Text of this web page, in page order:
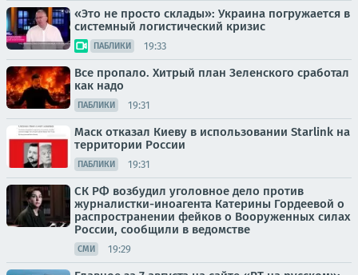
«Это не просто склады»: Украина погружается в
системный логистический кризис
ПАБЛИКИ 19:33
Все пропало. Хитрый план Зеленского сработал
как надо
ПАБЛИКИ 19:31
Маск отказал Киеву в использовании Starlink на
территории России
ПАБЛИКИ 19:31
СК РФ возбудил уголовное дело против
журналистки-иноагента Катерины Гордеевой о
распространении фейков о Вооруженных силах
России, сообщили в ведомстве
СМИ 19:29